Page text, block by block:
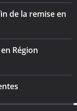
de la remise en
Région